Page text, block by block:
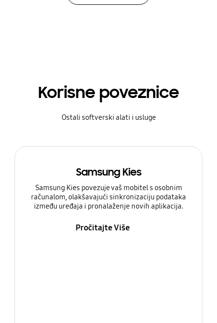
Korisne poveznice
Ostali softverski alati i usluge
Samsung Kies
Samsung Kies povezuje vaš mobitel s osobnim
računalom, olakšavajući sinkronizaciju podataka
između uređaja i pronalaženje novih aplikacija.
Pročitajte Više